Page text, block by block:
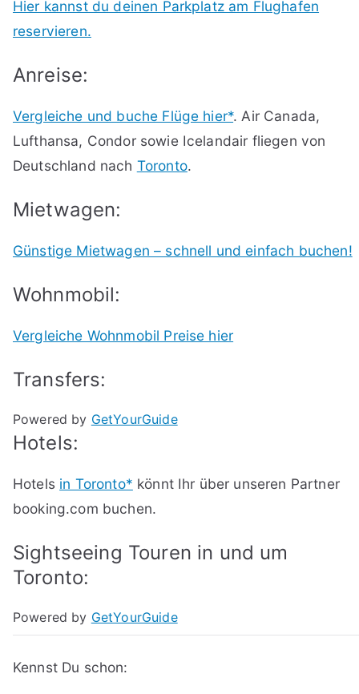
Hier kannst du deinen Parkplatz am Flughafen
reservieren.
Anreise:
Vergleiche und buche Flüge hier*. Air Canada,
Lufthansa, Condor sowie Icelandair fliegen von
Deutschland nach Toronto.
Mietwagen:
Günstige Mietwagen – schnell und einfach buchen!
Wohnmobil:
Vergleiche Wohnmobil Preise hier
Transfers:
Powered by GetYourGuide
Hotels:
Hotels in Toronto* könnt Ihr über unseren Partner
booking.com buchen.
Sightseeing Touren in und um
Toronto:
Powered by GetYourGuide
Kennst Du schon: